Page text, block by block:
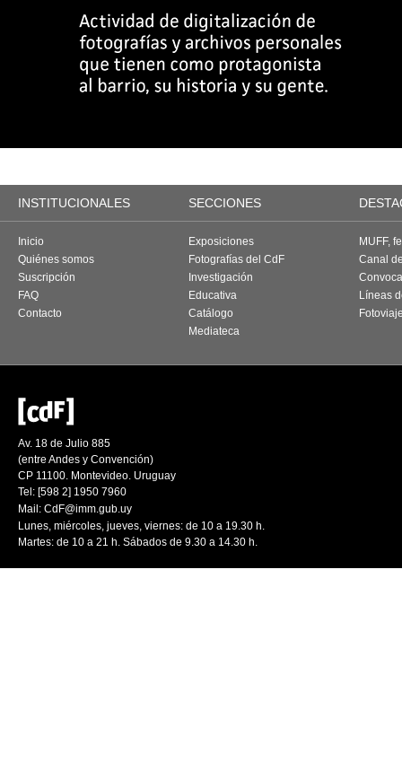
INSTITUCIONALES SECCIONES
Inicio
Quiénes somos
Suscripción
FAQ
Contacto
Exposiciones
Fotografías del CdF
Investigación
Educativa
Catálogo
Mediateca
MUFF,
Canal
Líneas
Av. 18 de Julio 885
(entre Andes y Convención)
CP 11100. Montevideo. Uruguay
Tel: [598 2] 1950 7960
Mail: CdF@imm.gub.uy
Lunes, miércoles, jueves, viernes: de 10 a 19.30 h.
Martes: de 10 a 21 h. Sábados de 9.30 a 14.30 h.